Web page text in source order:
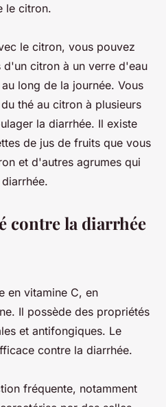
le citron.
le citron, vous pouvez
d'un citron à un verre d'eau
long de la journée. Vous
thé au citron à plusieurs
la diarrhée. Il existe
de jus de fruits que vous
et d'autres agrumes qui
contre la diarrhée
en vitamine C, en
Il possède des propriétés
et antifongiques. Le
contre la diarrhée.
fréquente, notamment